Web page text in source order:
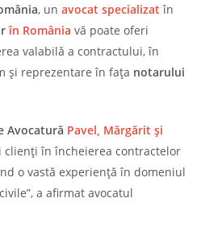
, un avocat specializat în
în România vă poate oferi
valabilă a contractului, în
și reprezentare în fața notarului
Avocatură Pavel, Mărgărit și
clienți în încheierea contractelor
o vastă experiență în domeniul
a afirmat avocatul